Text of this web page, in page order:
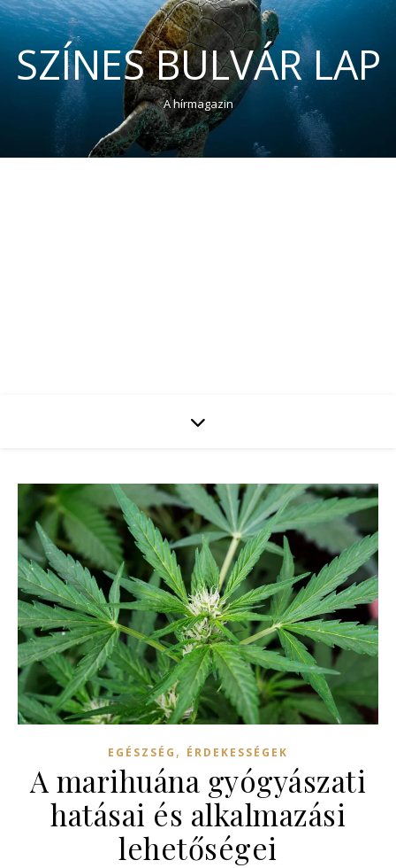
SZÍNES BULVÁR LAP
A hírmagazin
EGÉSZSÉG , ÉRDEKESSÉGEK
A marihuána gyógyászati
hatásai és alkalmazási
lehetőségei